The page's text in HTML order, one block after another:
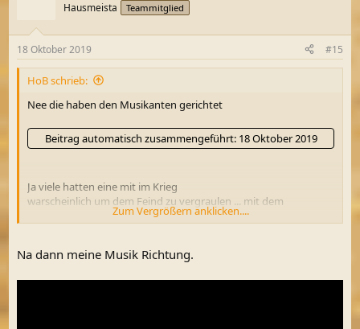
Hausmeista Teammitglied
18 Oktober 2019 #15
HoB schrieb:
Nee die haben den Musikanten gerichtet
Beitrag automatisch zusammengeführt: 18 Oktober 2019
Ja viele hatten eine mit im Krieg
warscheinlich um dem Feind zu vergraulen ... mit dem
Zum Vergrößern anklicken....
Na dann meine Musik Richtung.